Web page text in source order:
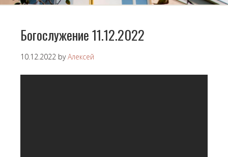
Богослужение 11.12.2022
10.12.2022 byАлексей